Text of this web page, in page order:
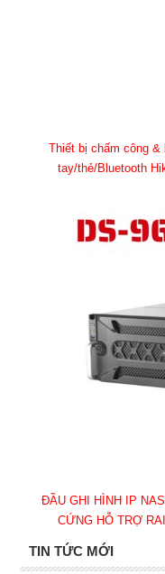
Thiết bị chấm công
tay/thẻ/Bluetooth
ĐẦU GHI HÌNH IP
CỨNG HỖ TRỢ
TIN TỨC MỚI